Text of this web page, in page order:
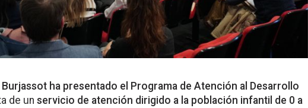
ha presentado el Programa de Atención al Desarrollo
de un servicio de atención dirigido a la población infantil de 0 a